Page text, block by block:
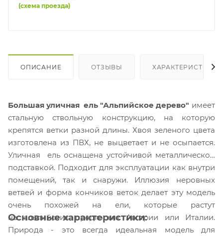
(схема проезда)
ОПИСАНИЕ ОТЗЫВЫ ХАРАКТЕРИСТИКИ
Большая уличная ель "Альпийское дерево" имеет
стальную ствольную конструкцию, на которую
крепятся ветки разной длины. Хвоя зеленого цвета
изготовлена из ПВХ, не выцветает и не осыпается.
Уличная ель оснащена устойчивой металлической
подставкой. Подходит для эксплуатации как внутри
помещений, так и снаружи. Иллюзия неровных
ветвей и форма кончиков веток делает эту модель
очень похожей на ели, которые растут
на альпийских предгорьях Австрии или Италии.
Природа - это всегда идеальная модель для
Основные характеристики: